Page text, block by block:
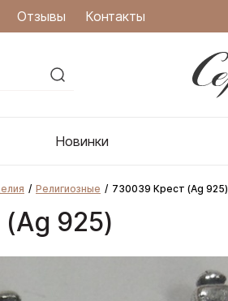
Отзывы Контакты
Новинки
Религиозные 730039 Крест (Ag 925)
925)